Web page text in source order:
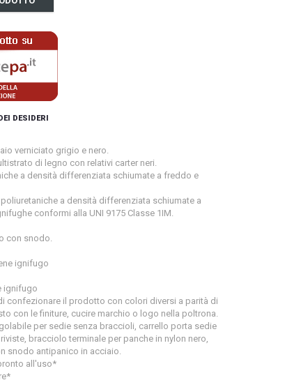
DESIDERI
verniciato grigio e nero.
di legno con relativi carter neri.
a densità differenziata schiumate a freddo e
a densità differenziata schiumate a
conformi alla UNI 9175 Classe 1IM.
con snodo.
ignifugo
ignifugo
confezionare il prodotto con colori diversi a parità di
con le finiture, cucire marchio o logo nella poltrona.
per sedie senza braccioli, carrello porta sedie
bracciolo terminale per panche in nylon nero,
snodo antipanico in acciaio.
all'uso*